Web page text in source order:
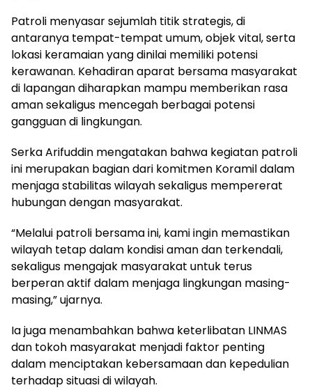
Patroli menyasar sejumlah titik strategis, di
antaranya tempat-tempat umum, objek vital, serta
lokasi keramaian yang dinilai memiliki potensi
kerawanan. Kehadiran aparat bersama masyarakat
di lapangan diharapkan mampu memberikan rasa
aman sekaligus mencegah berbagai potensi
gangguan di lingkungan.
Serka Arifuddin mengatakan bahwa kegiatan patroli
ini merupakan bagian dari komitmen Koramil dalam
menjaga stabilitas wilayah sekaligus mempererat
hubungan dengan masyarakat.
“Melalui patroli bersama ini, kami ingin memastikan
wilayah tetap dalam kondisi aman dan terkendali,
sekaligus mengajak masyarakat untuk terus
berperan aktif dalam menjaga lingkungan masing-
masing,” ujarnya.
Ia juga menambahkan bahwa keterlibatan LINMAS
dan tokoh masyarakat menjadi faktor penting
dalam menciptakan kebersamaan dan kepedulian
terhadap situasi di wilayah.